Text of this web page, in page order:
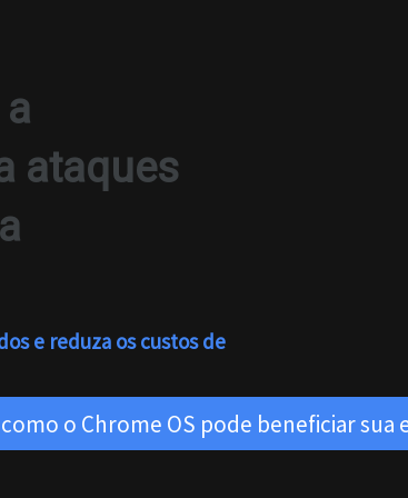
ataques
e reduza os custos de
o Chrome OS pode beneficiar sua